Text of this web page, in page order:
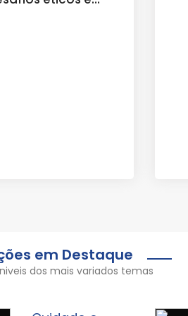
em Destaque
dos mais variados temas